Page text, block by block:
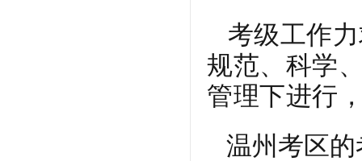
考级工作力
规范、科学
管理下进行
温州考区的